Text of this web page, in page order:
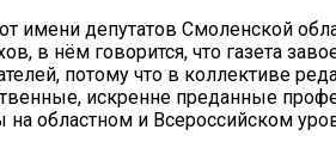
имени депутатов Смоленской
в нём говорится, что газета
потому что в коллективе
искренне преданные
на областном и Всероссийском